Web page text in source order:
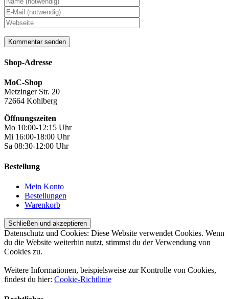
Shop-Adresse
MoC-Shop
Metzinger Str. 20
72664 Kohlberg
Öffnungszeiten
Mo 10:00-12:15 Uhr
Mi 16:00-18:00 Uhr
Sa 08:30-12:00 Uhr
Bestellung
Mein Konto
Bestellungen
Warenkorb
Datenschutz und Cookies: Diese Website verwendet Cookies. Wenn
du die Website weiterhin nutzt, stimmst du der Verwendung von
Cookies zu.
Weitere Informationen, beispielsweise zur Kontrolle von Cookies,
findest du hier: Cookie-Richtlinie